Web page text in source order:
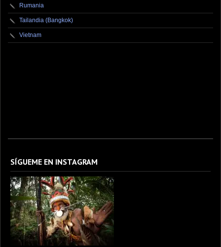
Rumania
Tailandia (Bangkok)
Vietnam
SÍGUEME EN INSTAGRAM